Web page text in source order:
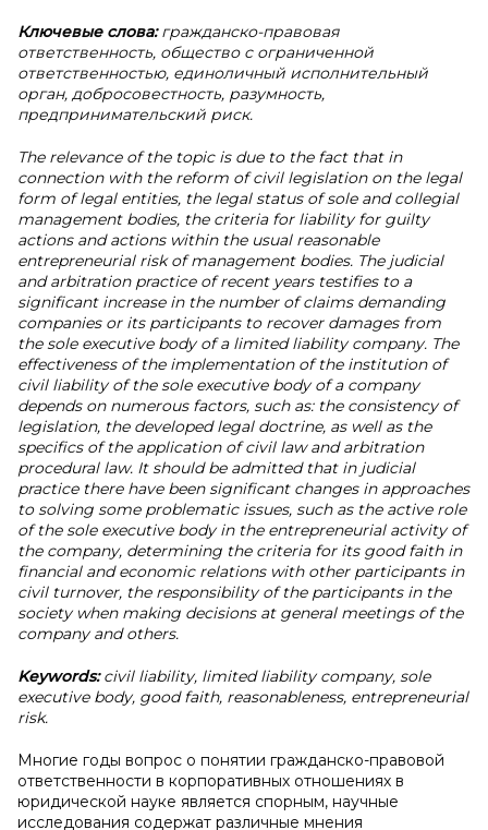
Ключевые слова:гражданско-правовая
ответственность, общество с ограниченной
ответственностью, единоличный исполнительный
орган, добросовестность, разумность,
предпринимательский риск.
The relevance of the topic is due to the fact that in
connection with the reform of civil legislation on the legal
form of legal entities, the legal status of sole and collegial
management bodies, the criteria for liability for guilty
actions and actions within the usual reasonable
entrepreneurial risk of management bodies. The judicial
and arbitration practice of recent years testifies to a
significant increase in the number of claims demanding
companies or its participants to recover damages from
the sole executive body of a limited liability company. The
effectiveness of the implementation of the institution of
civil liability of the sole executive body of a company
depends on numerous factors, such as: the consistency of
legislation, the developed legal doctrine, as well as the
specifics of the application of civil law and arbitration
procedural law. It should be admitted that in judicial
practice there have been significant changes in approaches
to solving some problematic issues, such as the active role
of the sole executive body in the entrepreneurial activity of
the company, determining the criteria for its good faith in
financial and economic relations with other participants in
civil turnover, the responsibility of the participants in the
society when making decisions at general meetings of the
company and others.
Keywords:civil liability, limited liability company, sole
executive body, good faith, reasonableness, entrepreneurial
risk.
Многие годы вопрос о понятии гражданско-правовой
ответственности в корпоративных отношениях в
юридической науке является спорным, научные
исследования содержат различные мнения